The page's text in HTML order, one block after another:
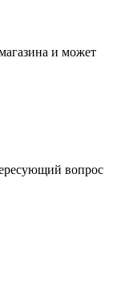
и может
вопрос